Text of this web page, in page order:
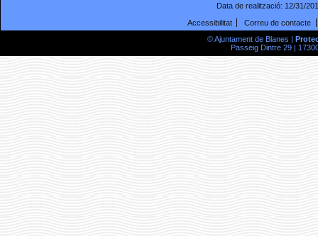
Data de realització: 12/31/
Accessibilitat
Correu de contacte
© Ajuntament de Blanes |
Passeig Dintre 29 |